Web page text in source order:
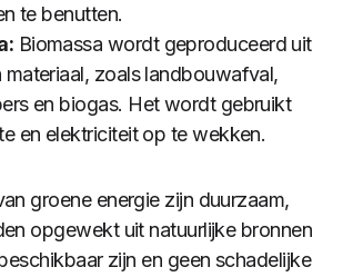
te benutten.
Biomassa wordt geproduceerd uit
materiaal, zoals landbouwafval,
en biogas. Het wordt gebruikt
en elektriciteit op te wekken.
groene energie zijn duurzaam,
opgewekt uit natuurlijke bronnen
zijn en geen schadelijke